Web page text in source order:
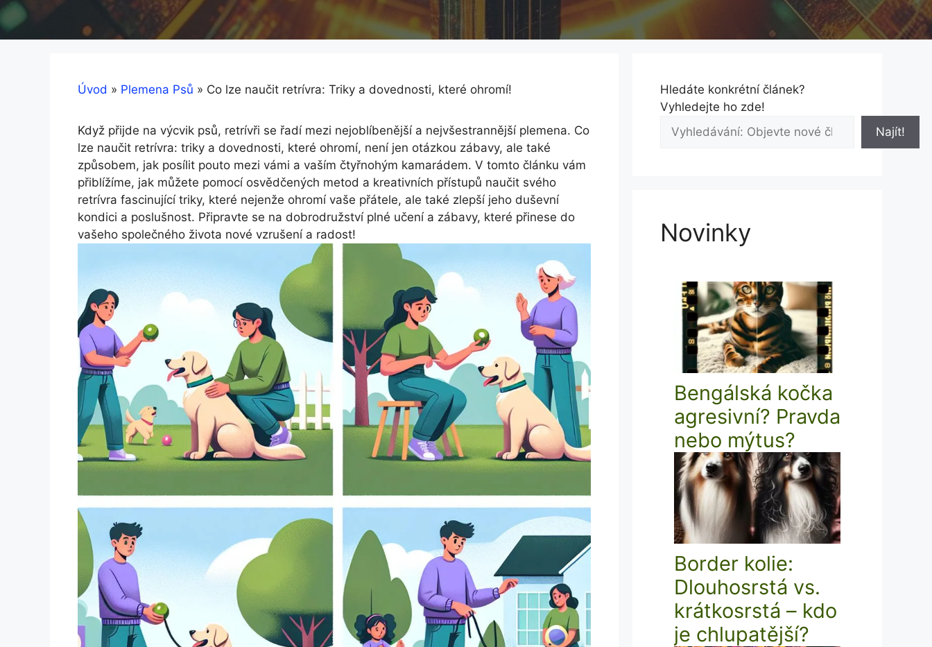
Úvod » Plemena Psů » Co lze naučit retrívra: Triky a dovednosti, které ohromí!
Když přijde na výcvik psů, retrívři se řadí mezi nejoblíbenější a nejvšestrannější plemena. Co
lze naučit retrívra: triky a dovednosti, které ohromí, není jen otázkou zábavy, ale také
způsobem, jak posílit pouto mezi vámi a vaším čtyřnohým kamarádem. V tomto článku vám
přiblížíme, jak můžete pomocí osvědčených metod a kreativních přístupů naučit svého
retrívra fascinující triky, které nejenže ohromí vaše přátele, ale také zlepší jeho duševní
kondici a poslušnost. Připravte se na dobrodružství plné učení a zábavy, které přinese do
vašeho společného života nové vzrušení a radost!
Hledáte konkrétní článek?
Vyhledejte ho zde!
Najít!
Novinky
Bengálská kočka
agresivní? Pravda
nebo mýtus?
Border kolie:
Dlouhosrstá vs.
krátkosrstá – kdo
je chlupatější?